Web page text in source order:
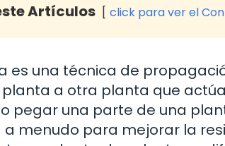
Artículos click para ver el
es una técnica de
a otra planta que
pegar una parte de una
a menudo para mejorar la